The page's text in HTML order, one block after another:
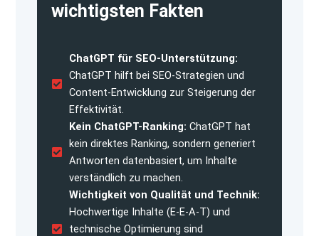
wichtigsten Fakten
ChatGPT für SEO-Unterstützung:
ChatGPT hilft bei SEO-Strategien und
Content-Entwicklung zur Steigerung der
Effektivität.
Kein ChatGPT-Ranking: ChatGPT hat
kein direktes Ranking, sondern generiert
Antworten datenbasiert, um Inhalte
verständlich zu machen.
Wichtigkeit von Qualität und Technik:
Hochwertige Inhalte (E-E-A-T) und
technische Optimierung sind